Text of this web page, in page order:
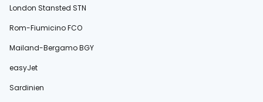
London Stansted STN
Rom-Fiumicino FCO
Mailand-Bergamo BGY
easyJet
Sardinien